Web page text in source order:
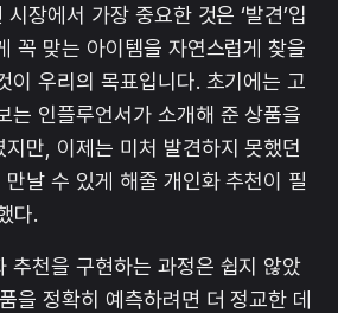
장에서 가장 중요한 것은 ‘발견’입
꼭 맞는 아이템을 자연스럽게 찾을
이 우리의 목표입니다. 초기에는 고
는 인플루언서가 소개해 준 상품을
만, 이제는 미처 발견하지 못했던
날 수 있게 해줄 개인화 추천이 필
다.
추천을 구현하는 과정은 쉽지 않았
을 정확히 예측하려면 더 정교한 데